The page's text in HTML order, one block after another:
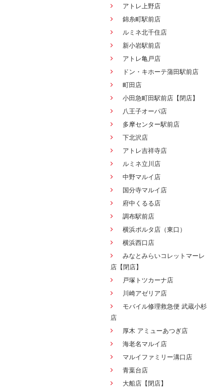
アトレ上野店
錦糸町駅前店
ルミネ北千住店
新小岩駅前店
アトレ亀戸店
ドン・キホーテ蒲田駅前店
町田店
小田急町田駅前店【閉店】
八王子オーパ店
多摩センター駅前店
下北沢店
アトレ吉祥寺店
ルミネ立川店
中野マルイ店
国分寺マルイ店
府中くるる店
調布駅前店
横浜ポルタ店（東口）
横浜西口店
みなとみらいコレットマーレ
店【閉店】
戸塚トツカーナ店
川崎アゼリア店
モバイル修理救急便 武蔵小杉
店
厚木 アミューあつぎ店
海老名マルイ店
マルイファミリー溝口店
青葉台店
大船店【閉店】